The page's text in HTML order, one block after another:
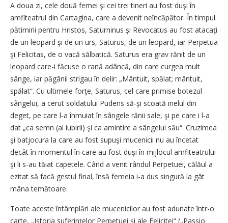
A doua zi, cele două femei şi cei trei tineri au fost duşi în
amfiteatrul din Cartagina, care a devenit neîncăpător. În timpul
pătimirii pentru Hristos, Saturninus şi Revocatus au fost atacaţi
de un leopard şi de un urs, Saturus, de un leopard, iar Perpetua
şi Felicitas, de o vacă sălbatică. Saturus era grav rănit de un
leopard care-i făcuse o rană adâncă, din care curgea mult
sânge, iar păgânii strigau în delir: „Mântuit, spălat; mântuit,
spălat“. Cu ultimele forţe, Saturus, cel care primise botezul
sângelui, a cerut soldatului Pudens să-şi scoată inelul din
deget, pe care l-a înmuiat în sângele rănii sale, şi pe care i l-a
dat „ca semn (al iubirii) şi ca amintire a sângelui său“. Cruzimea
şi batjocura la care au fost supuşi mucenicii nu au încetat
decât în momentul în care au fost duşi în mijlocul amfiteatrului
şi li s-au tăiat capetele. Când a venit rândul Perpetuei, călăul a
ezitat să facă gestul final, însă femeia i-a dus singură la gât
mâna temătoare.
Toate aceste întâmplări ale mucenicilor au fost adunate într-o
carte, „Istoria suferinţelor Perpetuei şi ale Felicitei“ („Passio